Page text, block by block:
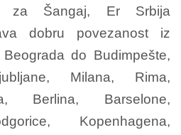
za Šangaj, Er Srbija
dobru povezanost iz
do Budimpešte,
Milana, Rima,
Berlina, Barselone,
Kopenhagena,